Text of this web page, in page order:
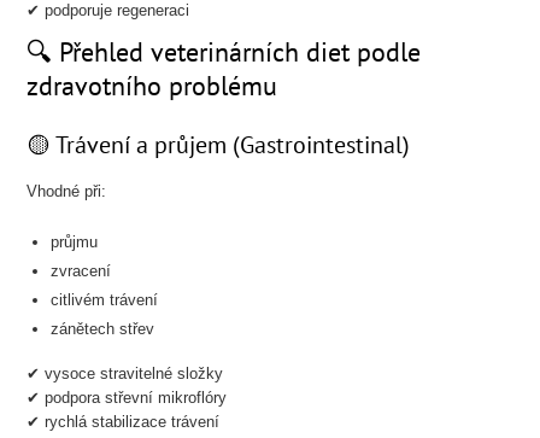
✔ podporuje regeneraci
🔍 Přehled veterinárních diet podle
zdravotního problému
🟡 Trávení a průjem (Gastrointestinal)
Vhodné při:
průjmu
zvracení
citlivém trávení
zánětech střev
✔ vysoce stravitelné složky
✔ podpora střevní mikroflóry
✔ rychlá stabilizace trávení